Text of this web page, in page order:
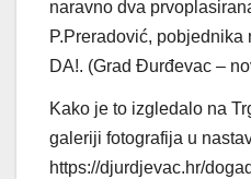
naravno dva
P.Preradović,
DA!. (Grad Đurđevac –
Kako je to izgledalo na
galeriji fotografija u
https://djurdjevac.hr/